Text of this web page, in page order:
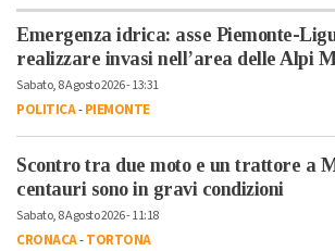
Emergenza idrica: asse Piemonte-
realizzare invasi nell’area delle Alpi
Sabato, 8 Agosto 2026 - 13:31
POLITICA-PIEMONTE
Scontro tra due moto e un trattore a
centauri sono in gravi condizioni
Sabato, 8 Agosto 2026 - 11:18
CRONACA-TORTONA